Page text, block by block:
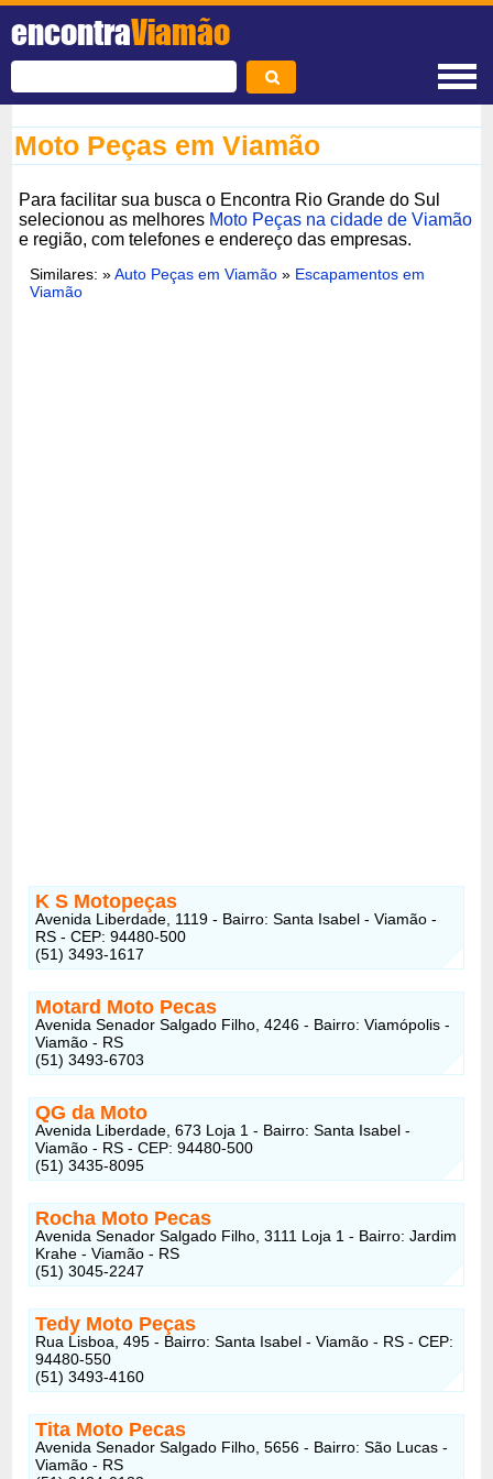
encontraViamão
Moto Peças em Viamão
Para facilitar sua busca o Encontra Rio Grande do Sul
selecionou as melhores Moto Peças na cidade de Viamão
e região, com telefones e endereço das empresas.
Similares: »Auto Peças em Viamão » Escapamentos em
Viamão
K S Motopeças
Avenida Liberdade, 1119 - Bairro: Santa Isabel - Viamão -
RS - CEP: 94480-500
(51) 3493-1617
Motard Moto Pecas
Avenida Senador Salgado Filho, 4246 - Bairro: Viamópolis -
Viamão - RS
(51) 3493-6703
QG da Moto
Avenida Liberdade, 673 Loja 1 - Bairro: Santa Isabel -
Viamão - RS - CEP: 94480-500
(51) 3435-8095
Rocha Moto Pecas
Avenida Senador Salgado Filho, 3111 Loja 1 - Bairro: Jardim
Krahe - Viamão - RS
(51) 3045-2247
Tedy Moto Peças
Rua Lisboa, 495 - Bairro: Santa Isabel - Viamão - RS - CEP:
94480-550
(51) 3493-4160
Tita Moto Pecas
Avenida Senador Salgado Filho, 5656 - Bairro: São Lucas -
Viamão - RS